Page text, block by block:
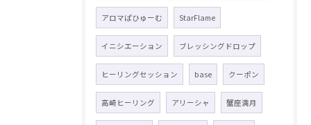
アロマぱひゅーむ StarFlame
イニシエーション ブレッシングドロップ
ヒーリングセッション base クーポン
高崎ヒーリング アリーシャ 蟹座満月